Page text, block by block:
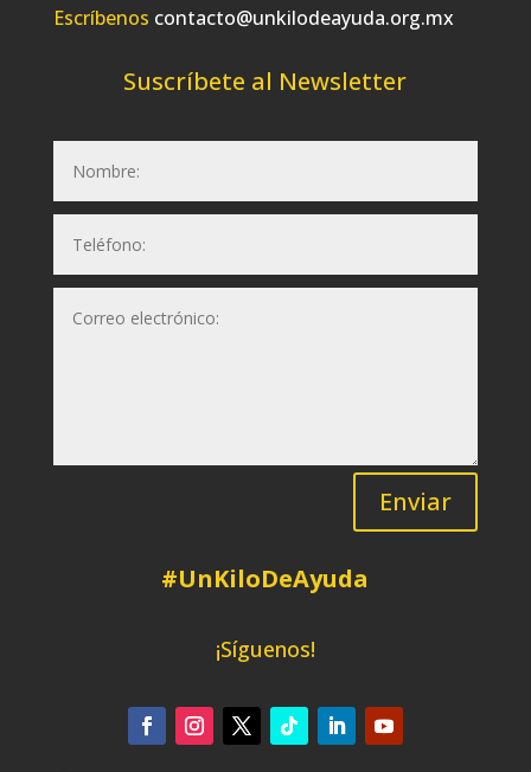
Escríbenos contacto@unkilodeayuda.org.mx
Suscríbete al Newsletter
Enviar
#UnKiloDeAyuda
¡Síguenos!